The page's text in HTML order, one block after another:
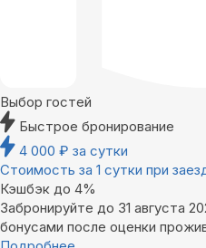
Выбор гостей
Быстрое бронирование
4 000 ₽ за сутки
Стоимость за 1 сутки при
Кэшбэк до 4%
Забронируйте до 31 августа
бонусами после оценки